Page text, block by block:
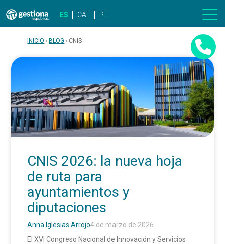
ES CAT PT
INICIO BLOG CNIS
CNIS 2026: la nueva hoja
de ruta para
ayuntamientos y
diputaciones
Anna Iglesias Arrojo4 de marzo de 2026
El XVI Congreso Nacional de Innovación y Servicios